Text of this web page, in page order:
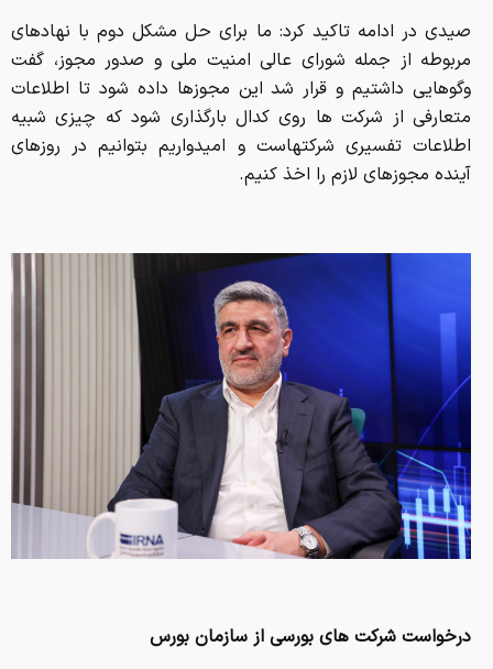
صیدی در ادامه تاکید کرد: ما برای حل مشکل دوم با نهادهای
مربوطه از جمله شورای عالی امنیت ملی و صدور مجوز، گفت
وگوهایی داشتیم و قرار شد این مجوزها داده شود تا اطلاعات
متعارفی از شرکت ها روی کدال بارگذاری شود که چیزی شبیه
اطلاعات تفسیری شرکتهاست و امیدواریم بتوانیم در روزهای
آینده مجوزهای لازم را اخذ کنیم.
درخواست شرکت های بورسی از سازمان بورس